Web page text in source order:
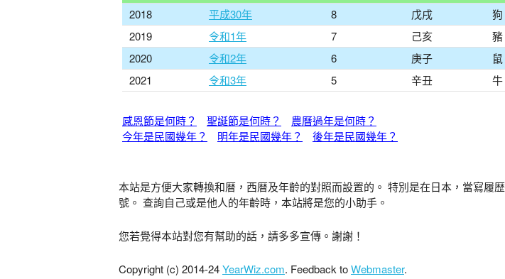
2018
平成30年 8 戊戌
狗
2019
令和1年 7 己亥
豬
2020
令和2年 6 庚子
鼠
2021
令和3年 5 辛丑 牛
感恩節是何時？ 聖誕節是何時？
農曆過年是何時？
今年是民國幾年？
明年是民國幾年？ 後年是民國幾年？
本站是方便大家轉換和暦，西暦及年齡的對照而設置的。 特別是在日本，當寫
號。 查詢自己或是他人的年齡時，本站將是您的小助手。
您若覺得本站對您有幫助的話，請多多宣傳。謝謝！
Copyright (c) 2014-24YearWiz.com. Feedback toWebmaster.